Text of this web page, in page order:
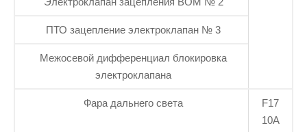
ПТО зацепление электроклапан № 3
Межосевой дифференциал блокировка
электроклапана
Фара дальнего света
F17
10А